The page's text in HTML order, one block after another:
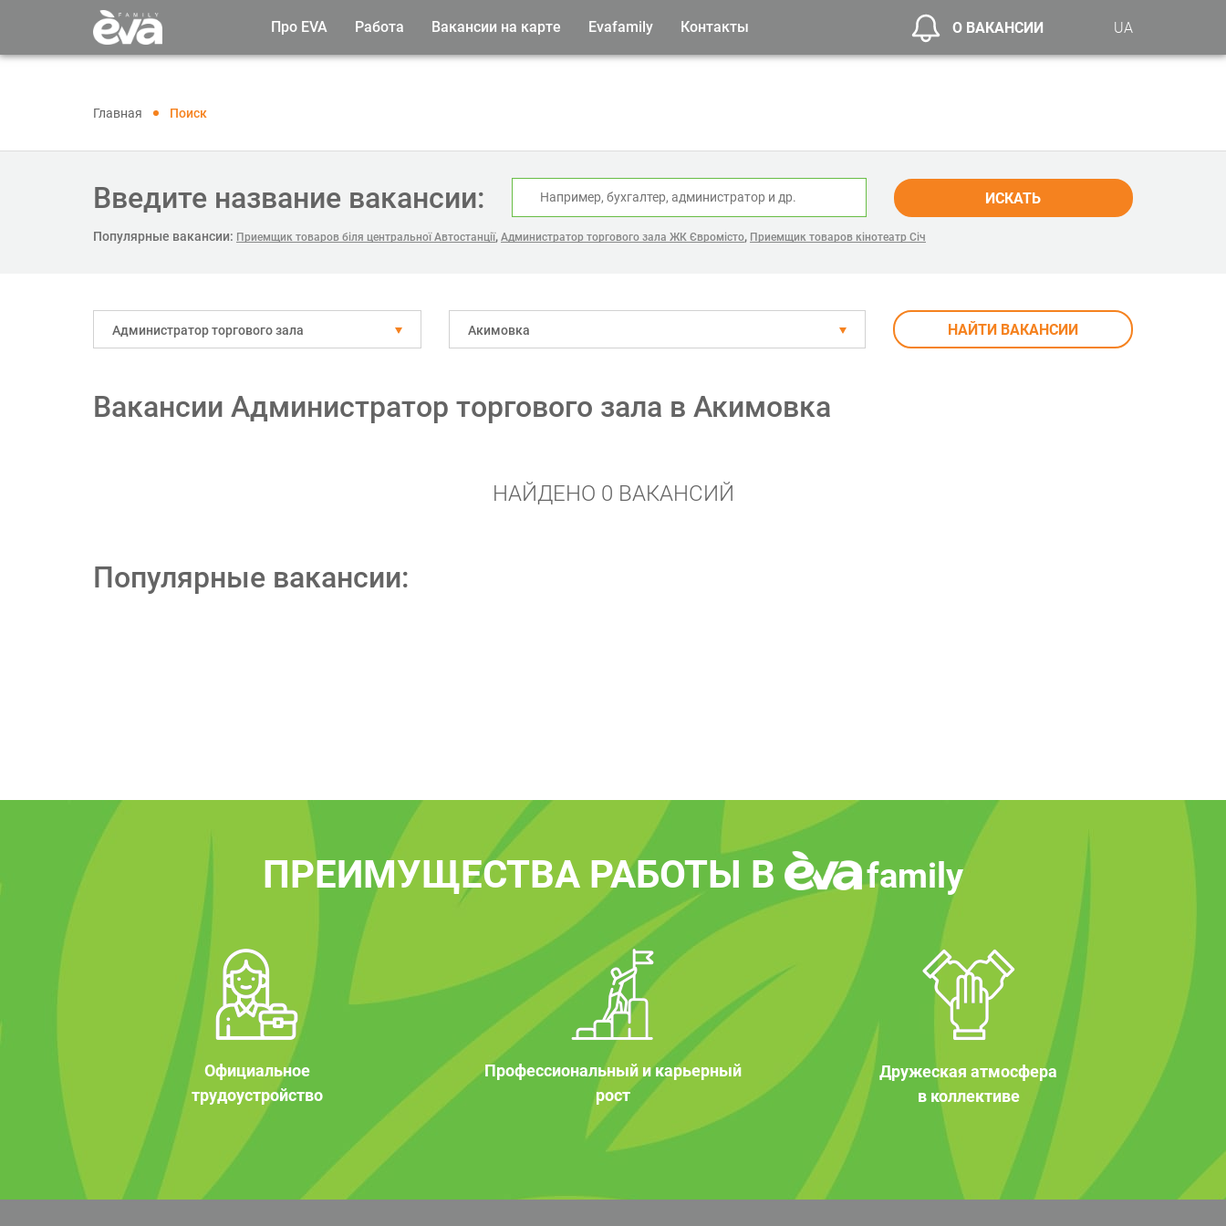
Про EVA Работа Вакансии на карте Evafamily Контакты О ВАКАНСИИ UA
Главная Поиск
Введите название вакансии: ИСКАТЬ
Популярные вакансии: Приемщик товаров біля центральної Автостанції, Администратор торгового зала ЖК Євромісто, Приемщик товаров кінотеатр Січ
Администратор торгового зала Акимовка НАЙТИ ВАКАНСИИ
Вакансии Администратор торгового зала в Акимовка
НАЙДЕНО 0 ВАКАНСИЙ
Популярные вакансии:
ПРЕИМУЩЕСТВА РАБОТЫ В family
Официальное
трудоустройство
Профессиональный и карьерный
рост
Дружеская атмосфера
в коллективе